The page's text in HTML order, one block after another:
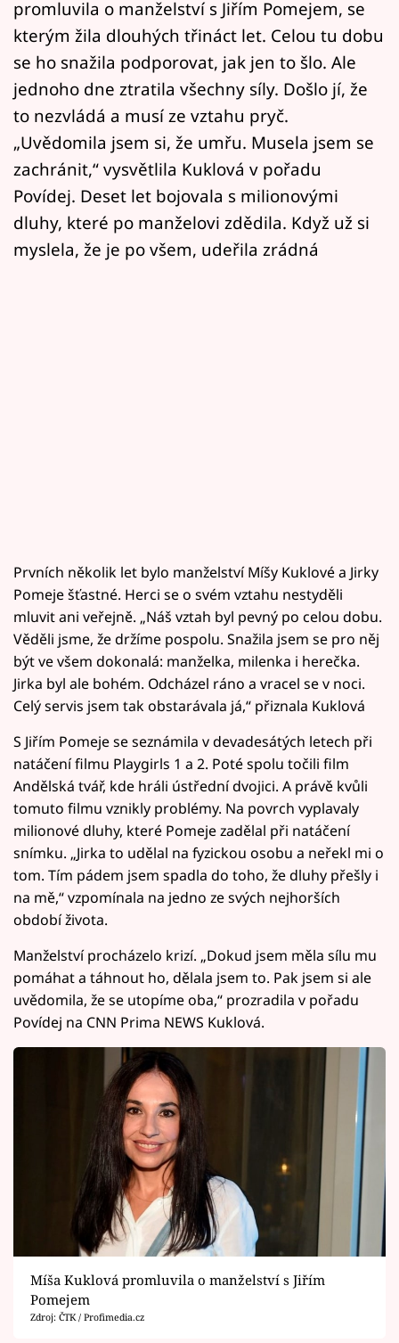
Sledujte nás
promluvila o manželství s Jiřím Pomejem, se
kterým žila dlouhých třináct let. Celou tu dobu
se ho snažila podporovat, jak jen to šlo. Ale
jednoho dne ztratila všechny síly. Došlo jí, že
to nezvládá a musí ze vztahu pryč.
„Uvědomila jsem si, že umřu. Musela jsem se
zachránit,“ vysvětlila Kuklová v pořadu
Povídej. Deset let bojovala s milionovými
dluhy, které po manželovi zdědila. Když už si
myslela, že je po všem, udeřila zrádná
Prvních několik let bylo manželství Míšy Kuklové a Jirky
Pomeje šťastné. Herci se o svém vztahu nestyděli
mluvit ani veřejně. „Náš vztah byl pevný po celou dobu.
Věděli jsme, že držíme pospolu. Snažila jsem se pro něj
být ve všem dokonalá: manželka, milenka i herečka.
Jirka byl ale bohém. Odcházel ráno a vracel se v noci.
Celý servis jsem tak obstarávala já,“ přiznala Kuklová
S Jiřím Pomeje se seznámila v devadesátých letech při
natáčení filmu Playgirls 1 a 2. Poté spolu točili film
Andělská tvář, kde hráli ústřední dvojici. A právě kvůli
tomuto filmu vznikly problémy. Na povrch vyplavaly
milionové dluhy, které Pomeje zadělal při natáčení
snímku. „Jirka to udělal na fyzickou osobu a neřekl mi o
tom. Tím pádem jsem spadla do toho, že dluhy přešly i
na mě,“ vzpomínala na jedno ze svých nejhorších
období života.
Manželství procházelo krizí. „Dokud jsem měla sílu mu
pomáhat a táhnout ho, dělala jsem to. Pak jsem si ale
uvědomila, že se utopíme oba,“ prozradila v pořadu
Povídej na CNN Prima NEWS Kuklová.
Míša Kuklová promluvila o manželství s Jiřím
Pomejem
Zdroj: ČTK / Profimedia.cz